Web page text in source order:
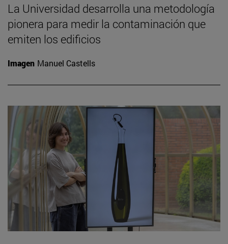
La Universidad desarrolla una metodología
pionera para medir la contaminación que
emiten los edificios
Imagen Manuel Castells